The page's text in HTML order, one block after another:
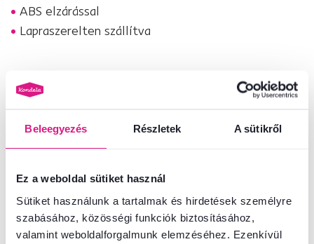
Beleegyezés Részletek A sütikről
Ez a weboldal sütiket használ
Sütiket használunk a tartalmak és hirdetések személyre
szabásához, közösségi funkciók biztosításához,
valamint weboldalforgalmunk elemzéséhez. Ezenkívül
ABS elzárással
Lapraszerelten szállítva
Termékszám : 0000006044
Alapparaméterek
Csomagolási információk